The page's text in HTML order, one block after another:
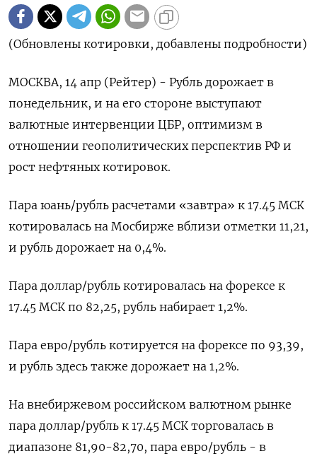
(Обновлены котировки, добавлены подробности)
МОСКВА, 14 апр (Рейтер) - Рубль дорожает в
понедельник, и на его стороне выступают
валютные интервенции ЦБР, оптимизм в
отношении геополитических перспектив РФ и
рост нефтяных котировок.
Пара юань/рубль расчетами «завтра» к 17.45 МСК
котировалась на Мосбирже вблизи отметки 11,21,
и рубль дорожает на 0,4%.
Пара доллар/рубль котировалась на форексе к
17.45 МСК по 82,25, рубль набирает 1,2%.
Пара евро/рубль котируется на форексе по 93,39,
и рубль здесь также дорожает на 1,2%.
На внебиржевом российском валютном рынке
пара доллар/рубль к 17.45 МСК торговалась в
диапазоне 81,90-82,70, пара евро/рубль - в